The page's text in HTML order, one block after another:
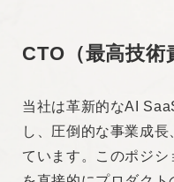
CTO（最高技術
当社は革新的なAI
し、圧倒的な事業成
ています。このポジ